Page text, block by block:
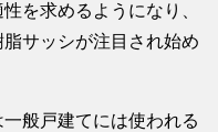
を求めるようになり、
サッシが注目され始め
般戸建てには使われる